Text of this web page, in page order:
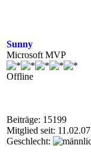
Sunny
Microsoft MVP
Offline
Beiträge: 15199
Mitglied seit: 11.02.07
Geschlecht: